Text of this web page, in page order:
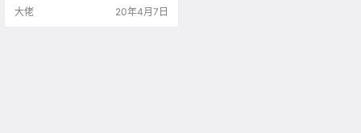
用户中心 集成反腾讯网址安全检测
大佬 20年4月7日